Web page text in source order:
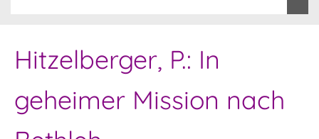
Hitzelberger, P.: In
geheimer Mission nach